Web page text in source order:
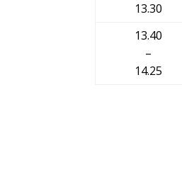
13.30
13.40
–
14.25